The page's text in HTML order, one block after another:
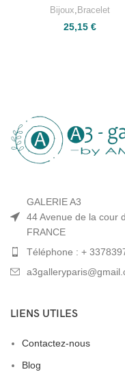
Bijoux, Bracelet
25,15 €
GALERIE A3
44 Avenue de la cour
FRANCE
Téléphone : +
LIENS UTILES
Contactez-nous
Blog